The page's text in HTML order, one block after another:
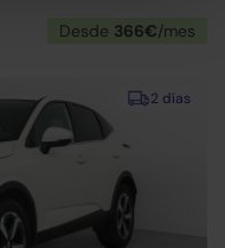
Desde 366€/mes
2 días